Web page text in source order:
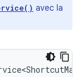
avec la